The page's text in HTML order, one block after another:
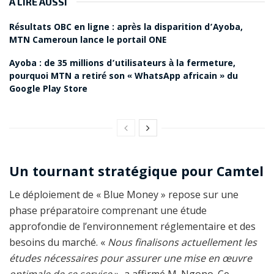
Résultats OBC en ligne : après la disparition d’Ayoba,
MTN Cameroun lance le portail ONE
Ayoba : de 35 millions d’utilisateurs à la fermeture,
pourquoi MTN a retiré son « WhatsApp africain » du
Google Play Store
Un tournant stratégique pour Camtel
Le déploiement de « Blue Money » repose sur une
phase préparatoire comprenant une étude
approfondie de l’environnement réglementaire et des
besoins du marché. « Nous finalisons actuellement les
études nécessaires pour assurer une mise en œuvre